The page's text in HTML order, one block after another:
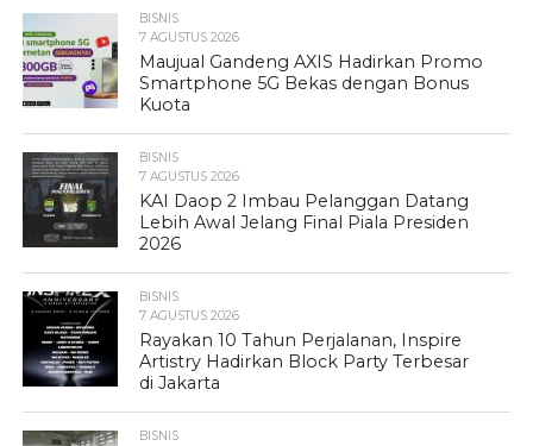
BISNIS
7 AGUSTUS 2026
Maujual Gandeng AXIS Hadirkan Promo
Smartphone 5G Bekas dengan Bonus
Kuota
BISNIS
7 AGUSTUS 2026
KAI Daop 2 Imbau Pelanggan Datang
Lebih Awal Jelang Final Piala Presiden
2026
BISNIS
7 AGUSTUS 2026
Rayakan 10 Tahun Perjalanan, Inspire
Artistry Hadirkan Block Party Terbesar
di Jakarta
BISNIS